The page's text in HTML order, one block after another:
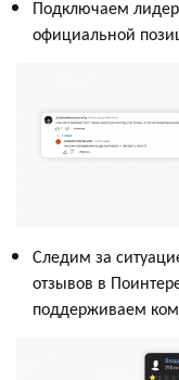
Подключаем
официальной
Следим за
отзывов в
поддерживаем